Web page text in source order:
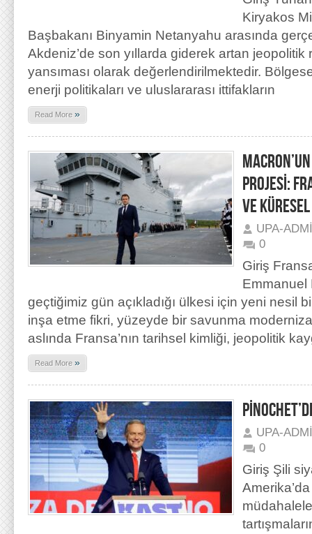
Kiryakos
Başbakanı Binyamin Netanyahu arasında
Akdeniz’de son yıllarda giderek artan
yansıması olarak değerlendirilmektedir.
enerji politikaları ve uluslararası ittifakların
Read More »
PROJESİ:
VE
UPA-
0
Giriş
Emmanuel
geçtiğimiz gün açıkladığı ülkesi için yeni nesil
inşa etme fikri, yüzeyde bir savunma
aslında Fransa’nın tarihsel kimliği, jeopolitik
Read More »
UPA-
0
Giriş Şili